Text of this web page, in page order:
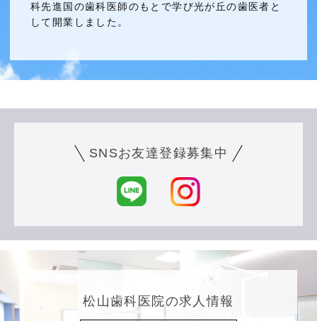
科先進国の歯科医師のもとで学び光が丘の歯医者と
して開業しました。
SNSお友達登録募集中
松山歯科医院の求人情報